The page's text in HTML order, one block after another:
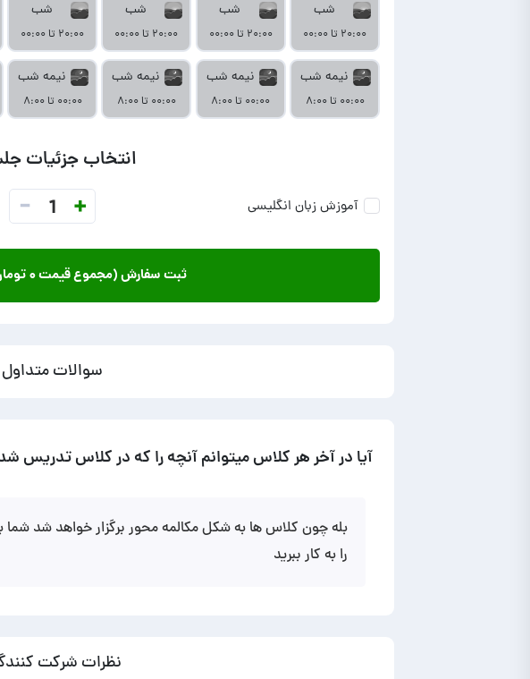
شب
۲۰:۰۰ تا ۰۰:۰۰
نیمه شب
۰۰:۰۰ تا ۸:۰۰
شب
۲۰:۰۰ تا ۰۰:۰۰
نیمه شب
۰۰:۰۰ تا ۸:۰۰
شب
۲۰:۰۰ تا ۰۰:۰۰
نیمه شب
۰۰:۰۰ تا ۸:۰۰
شب
۲۰:۰۰ تا ۰۰:۰۰
نیمه شب
۰۰:۰۰ تا ۸:۰۰
انتخاب جزئیات
آموزش زبان انگلیسی +
1
-
ثبت سفارش (مجموع قیمت۰ تومان
سوالات متداول
آیا در آخر هر کلاس میتوانم آنچه را که در کلاس تدریس
بله چون کلاس ها به شکل مکالمه محور برگزار خواهد شد
را به کار ببرید
نظرات شرکت